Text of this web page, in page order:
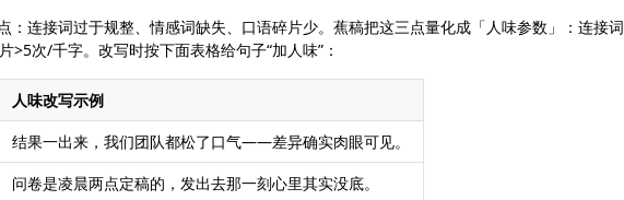
：连接词过于规整、情感词缺失、口语碎片少。蕉稿把这三点量化成「人味参数」：连接词
>5次/千字。改写时按下面表格给句子“加人味”：
人味改写示例
结果一出来，我们团队都松了口气——差异确实肉眼可见。
问卷是凌晨两点定稿的，发出去那一刻心里其实没底。